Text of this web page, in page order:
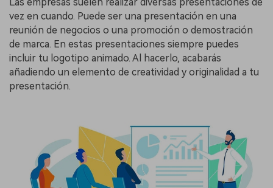
vez en cuando. Puede ser una presentación en una
reunión de negocios o una promoción o demostración
de marca. En estas presentaciones siempre puedes
incluir tu logotipo animado. Al hacerlo, acabarás
añadiendo un elemento de creatividad y originalidad a tu
presentación.